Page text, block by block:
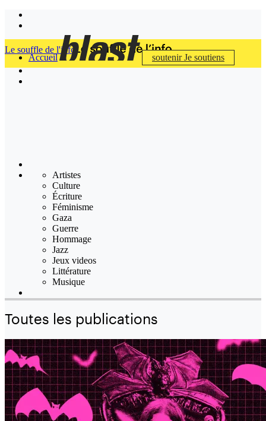
Accueil soutenirJe soutiens
Le souffle de l'info
Artistes
Culture
Écriture
Féminisme
Gaza
Guerre
Hommage
Jazz
Jeux videos
Littérature
Musique
Toutes les publications